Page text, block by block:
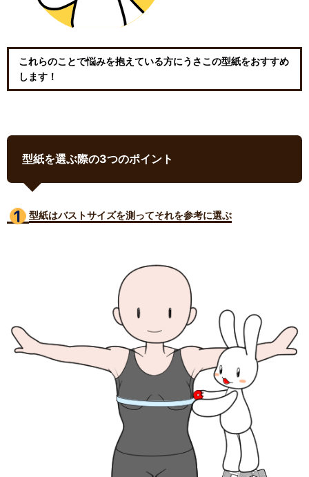
これらのことで悩みを抱えている方にうさこの型紙をおすすめ
します！
型紙を選ぶ際の3つのポイント
型紙はバストサイズを測ってそれを参考に選ぶ